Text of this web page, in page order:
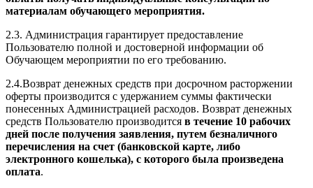
материалам обучающего мероприятия.
2.3. Администрация гарантирует предоставление
Пользователю полной и достоверной информации об
Обучающем мероприятии по его требованию.
2.4.Возврат денежных средств при досрочном расторжении
оферты производится с удержанием суммы фактически
понесенных Администрацией расходов. Возврат денежных
средств Пользователю производится в течение 10 рабочих
дней после получения заявления, путем безналичного
перечисления на счет (банковской карте, либо
электронного кошелька), с которого была произведена
оплата.